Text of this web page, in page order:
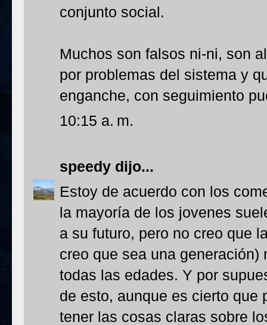
conjunto social.
Muchos son falsos ni-ni, son
por problemas del sistema y
enganche, con seguimiento
10:15 a. m.
speedy dijo...
Estoy de acuerdo con los
la mayoría de los jovenes
a su futuro, pero no creo que
creo que sea una
todas las edades. Y por
de esto, aunque es cierto que
tener las cosas claras sobre